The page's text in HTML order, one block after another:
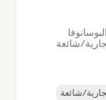
شائعة
شائعة